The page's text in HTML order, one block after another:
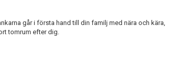
går i första hand till din familj med nära och kära,
tomrum efter dig.